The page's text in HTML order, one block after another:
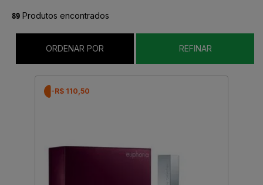
89 Produtos encontrados
ORDENAR POR REFINAR
-R$ 110,50